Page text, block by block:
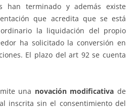
han terminado y además existe
que acredita que se está
la liquidación del propio
ha solicitado la conversión en
El plazo del art 92 se cuenta
una novación modificativa de
inscrita sin el consentimiento del